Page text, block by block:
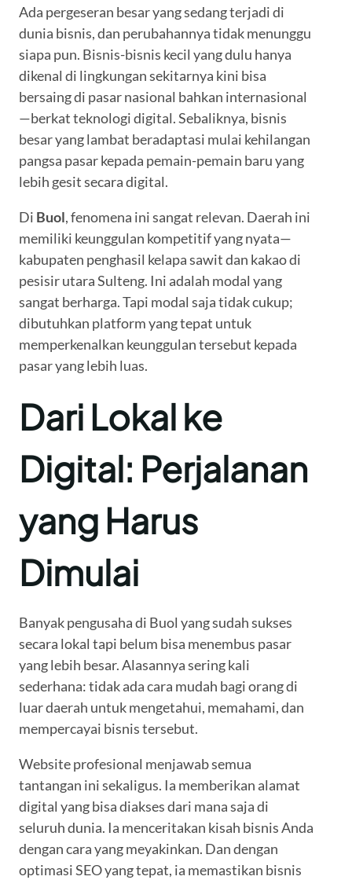
Ada pergeseran besar yang sedang terjadi di
dunia bisnis, dan perubahannya tidak menunggu
siapa pun. Bisnis-bisnis kecil yang dulu hanya
dikenal di lingkungan sekitarnya kini bisa
bersaing di pasar nasional bahkan internasional
—berkat teknologi digital. Sebaliknya, bisnis
besar yang lambat beradaptasi mulai kehilangan
pangsa pasar kepada pemain-pemain baru yang
lebih gesit secara digital.
Di Buol, fenomena ini sangat relevan. Daerah ini
memiliki keunggulan kompetitif yang nyata—
kabupaten penghasil kelapa sawit dan kakao di
pesisir utara Sulteng. Ini adalah modal yang
sangat berharga. Tapi modal saja tidak cukup;
dibutuhkan platform yang tepat untuk
memperkenalkan keunggulan tersebut kepada
pasar yang lebih luas.
Dari Lokal ke
Digital: Perjalanan
yang Harus
Dimulai
Banyak pengusaha di Buol yang sudah sukses
secara lokal tapi belum bisa menembus pasar
yang lebih besar. Alasannya sering kali
sederhana: tidak ada cara mudah bagi orang di
luar daerah untuk mengetahui, memahami, dan
mempercayai bisnis tersebut.
Website profesional menjawab semua
tantangan ini sekaligus. Ia memberikan alamat
digital yang bisa diakses dari mana saja di
seluruh dunia. Ia menceritakan kisah bisnis Anda
dengan cara yang meyakinkan. Dan dengan
optimasi SEO yang tepat, ia memastikan bisnis